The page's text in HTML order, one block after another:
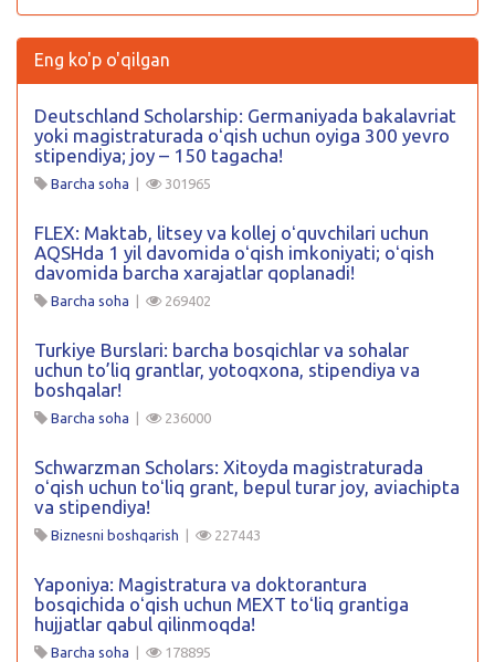
Eng ko'p o'qilgan
Deutschland Scholarship: Germaniyada bakalavriat
yoki magistraturada oʻqish uchun oyiga 300 yevro
stipendiya; joy – 150 tagacha!
Barcha soha 301965
FLEX: Maktab, litsey va kollej oʻquvchilari uchun
AQSHda 1 yil davomida oʻqish imkoniyati; oʻqish
davomida barcha xarajatlar qoplanadi!
Barcha soha 269402
Turkiye Burslari: barcha bosqichlar va sohalar
uchun to’liq grantlar, yotoqxona, stipendiya va
boshqalar!
Barcha soha 236000
Schwarzman Scholars: Xitoyda magistraturada
oʻqish uchun toʻliq grant, bepul turar joy, aviachipta
va stipendiya!
Biznesni boshqarish 227443
Yaponiya: Magistratura va doktorantura
bosqichida oʻqish uchun MEXT toʻliq grantiga
hujjatlar qabul qilinmoqda!
Barcha soha 178895